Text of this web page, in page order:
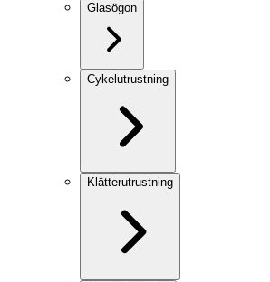
Glasögon
Cykelutrustning
Klätterutrustning